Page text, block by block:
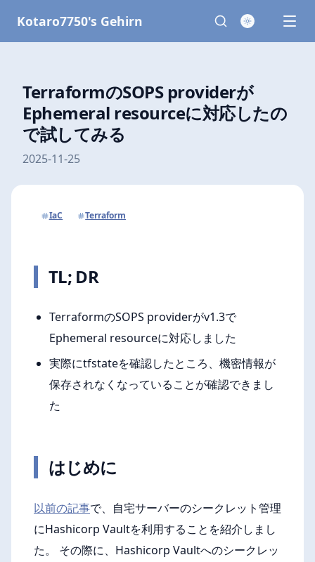
Kotaro7750's Gehirn
TerraformのSOPS providerが
Ephemeral resourceに対応したの
で試してみる
2025-11-25
IaC Terraform
TL; DR
TerraformのSOPS providerがv1.3で
Ephemeral resourceに対応しました
実際にtfstateを確認したところ、機密情報が
保存されなくなっていることが確認できまし
た
はじめに
以前の記事で、自宅サーバーのシークレット管理
にHashicorp Vaultを利用することを紹介しまし
た。 その際に、Hashicorp Vaultへのシークレッ